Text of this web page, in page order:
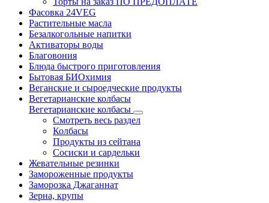
Фасовка 24VEG
Растительные масла
Безалкогольные напитки
Активаторы воды
Благовония
Блюда быстрого приготовления
Бытовая БИОхимия
Веганские и сыроедческие продукты
Вегетарианские колбасы
Вегетарианские колбасы
Смотреть весь раздел
Колбасы
Продукты из сейтана
Сосиски и сардельки
Жевательные резинки
Замороженные продукты
Заморозка Джаганнат
Зерна, крупы